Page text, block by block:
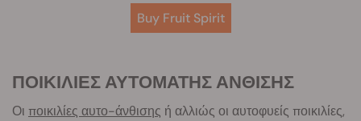
Buy Fruit Spirit
ΠΟΙΚΙΛΙΕΣ ΑΥΤΟΜΑΤΗΣ ΑΝΘΙΣΗΣ
Οι ποικιλίες αυτο-άνθισης ή αλλιώς οι αυτοφυείς ποικιλίες,